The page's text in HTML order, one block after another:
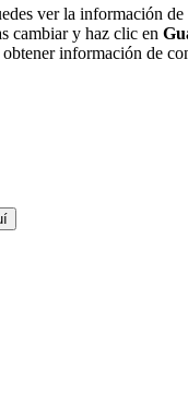
ver la información
cambiar y haz clic en
obtener información de